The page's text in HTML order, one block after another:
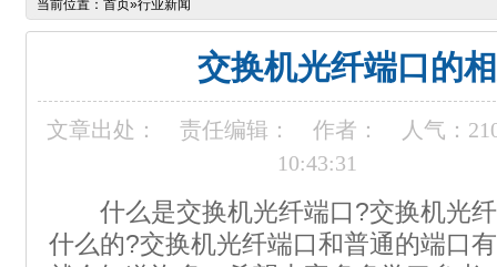
当前位置： 首页»行业新闻
交换机光纤端口的
文章出处： 责任编辑： 作者： 人气：
10:43:31
什么是交换机光纤端口?交换机光纤
什么的?交换机光纤端口和普通的端口